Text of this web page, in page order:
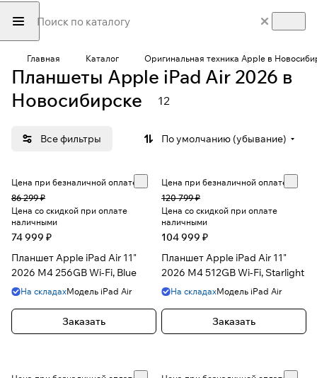
Главная Каталог Оригинальная техника Apple в
Планшеты Apple iPad Air 2026 в
Новосибирске
12
Все фильтры По умолчанию (убывание)
Цена при безналичной оплате
86 299 ₽
Цена со скидкой при оплате
наличными
74 999 ₽
Планшет Apple iPad Air 11"
2026 M4 256GB Wi-Fi, Blue
На складахМодель iPad Air
Заказать
Цена при безналичной оплате
120 799 ₽
Цена со скидкой при оплате
наличными
104 999 ₽
Планшет Apple iPad Air 11"
2026 M4 512GB Wi-Fi, Starlight
На складахМодель iPad Air
Заказать